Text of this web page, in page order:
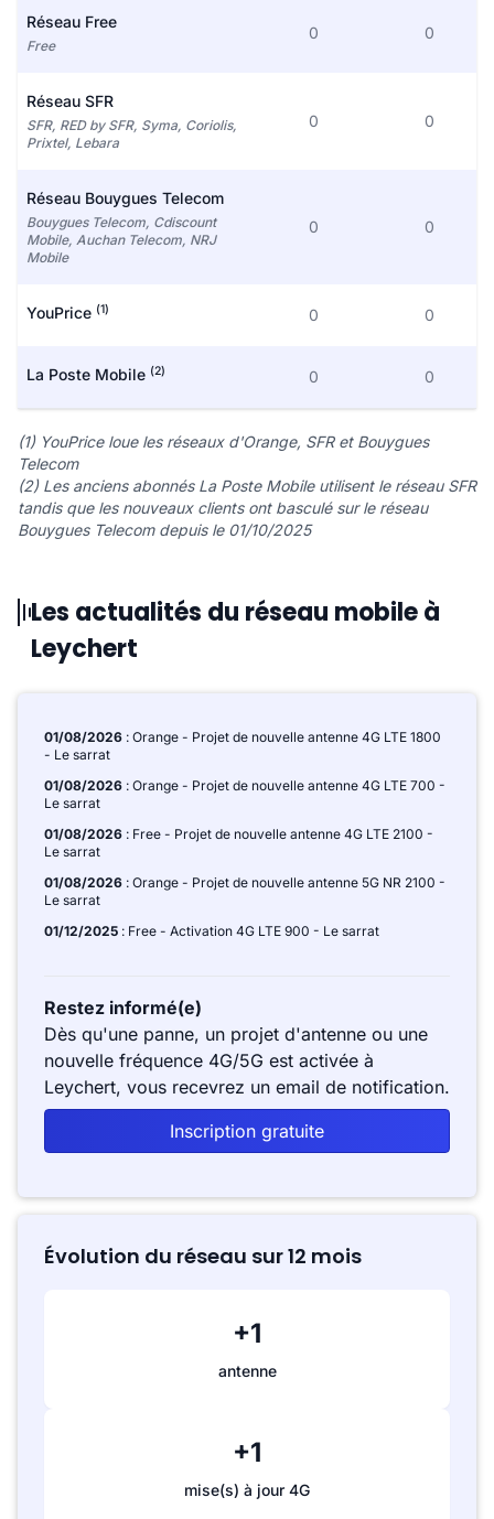
Réseau Free
Free
0 0
Réseau SFR
SFR, RED by SFR, Syma, Coriolis,
Prixtel, Lebara
0 0
Réseau Bouygues Telecom
Bouygues Telecom, Cdiscount
Mobile, Auchan Telecom, NRJ
Mobile
0 0
YouPrice (1) 0 0
La Poste Mobile (2) 0 0
(1) YouPrice loue les réseaux d'Orange, SFR et Bouygues
Telecom
(2) Les anciens abonnés La Poste Mobile utilisent le réseau SFR
tandis que les nouveaux clients ont basculé sur le réseau
Bouygues Telecom depuis le 01/10/2025
Les actualités du réseau mobile à
Leychert
01/08/2026 : Orange - Projet de nouvelle antenne 4G LTE 1800
- Le sarrat
01/08/2026 : Orange - Projet de nouvelle antenne 4G LTE 700 -
Le sarrat
01/08/2026 : Free - Projet de nouvelle antenne 4G LTE 2100 -
Le sarrat
01/08/2026 : Orange - Projet de nouvelle antenne 5G NR 2100 -
Le sarrat
01/12/2025 : Free - Activation 4G LTE 900 - Le sarrat
Restez informé(e)
Dès qu'une panne, un projet d'antenne ou une
nouvelle fréquence 4G/5G est activée à
Leychert, vous recevrez un email de notification.
Inscription gratuite
Évolution du réseau sur 12 mois
+1
antenne
+1
mise(s) à jour 4G